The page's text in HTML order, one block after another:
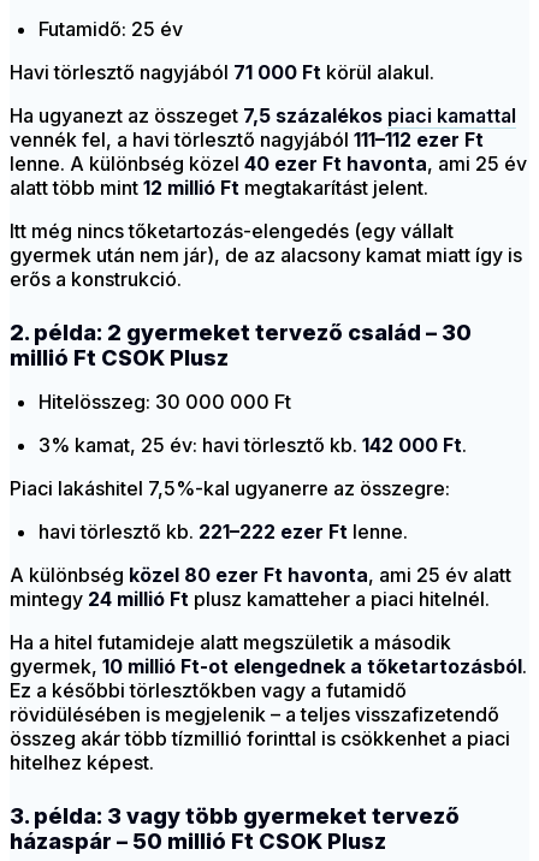
Futamidő: 25 év
Havi törlesztő nagyjából 71 000 Ft körül alakul.
Ha ugyanezt az összeget 7,5 százalékos piaci kamattal
vennék fel, a havi törlesztő nagyjából 111–112 ezer Ft
lenne. A különbség közel 40 ezer Ft havonta, ami 25 év
alatt több mint 12 millió Ft megtakarítást jelent.
Itt még nincs tőketartozás-elengedés (egy vállalt
gyermek után nem jár), de az alacsony kamat miatt így is
erős a konstrukció.
2. példa: 2 gyermeket tervező család – 30
millió Ft CSOK Plusz
Hitelösszeg: 30 000 000 Ft
3% kamat, 25 év: havi törlesztő kb. 142 000 Ft.
Piaci lakáshitel 7,5%-kal ugyanerre az összegre:
havi törlesztő kb. 221–222 ezer Ft lenne.
A különbség közel 80 ezer Ft havonta, ami 25 év alatt
mintegy 24 millió Ft plusz kamatteher a piaci hitelnél.
Ha a hitel futamideje alatt megszületik a második
gyermek, 10 millió Ft-ot elengednek a tőketartozásból.
Ez a későbbi törlesztőkben vagy a futamidő
rövidülésében is megjelenik – a teljes visszafizetendő
összeg akár több tízmillió forinttal is csökkenhet a piaci
hitelhez képest.
3. példa: 3 vagy több gyermeket tervező
házaspár – 50 millió Ft CSOK Plusz